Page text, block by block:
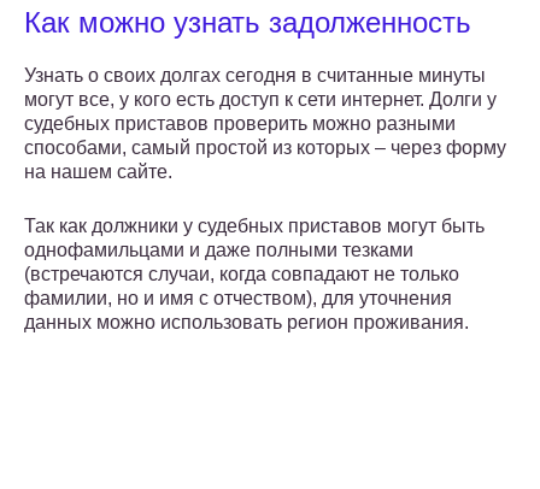
Как можно узнать задолженность
Узнать о своих долгах сегодня в считанные минуты
могут все, у кого есть доступ к сети интернет. Долги у
судебных приставов проверить можно разными
способами, самый простой из которых – через форму
на нашем сайте.
Так как должники у судебных приставов могут быть
однофамильцами и даже полными тезками
(встречаются случаи, когда совпадают не только
фамилии, но и имя с отчеством), для уточнения
данных можно использовать регион проживания.